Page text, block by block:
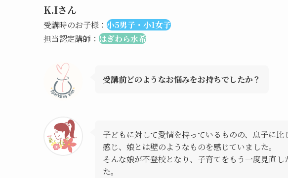
K.Iさん
受講時のお子様： 小5男子・小1女子
担当認定講師： はぎわら水希
受講前どのようなお悩みをお持ちでしたか？
子どもに対して愛情を持っているものの、息子に比
感じ、娘とは壁のようなものを感じていました。
そんな娘が不登校となり、子育てをもう一度見直
た。